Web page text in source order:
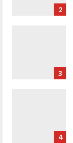
2
3
4